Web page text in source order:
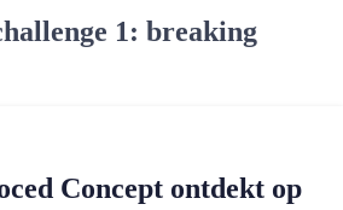
1: breaking
Concept ontdekt op